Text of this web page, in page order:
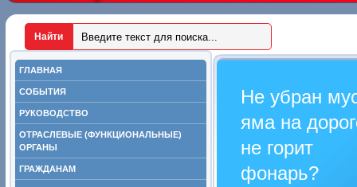
ГЛАВНАЯ
СОБЫТИЯ
РУКОВОДСТВО
ОТРАСЛЕВЫЕ (ФУНКЦИОНАЛЬНЫЕ)
ОРГАНЫ
ГРАЖДАНАМ
Не убран
яма на
не горит
фонарь?